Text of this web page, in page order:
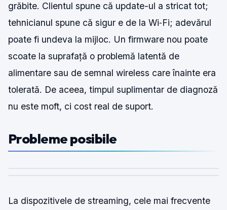
grăbite. Clientul spune că update-ul a stricat tot;
tehnicianul spune că sigur e de la Wi‑Fi; adevărul
poate fi undeva la mijloc. Un firmware nou poate
scoate la suprafață o problemă latentă de
alimentare sau de semnal wireless care înainte era
tolerată. De aceea, timpul suplimentar de diagnoză
nu este moft, ci cost real de suport.
Probleme posibile
La dispozitivele de streaming, cele mai frecvente